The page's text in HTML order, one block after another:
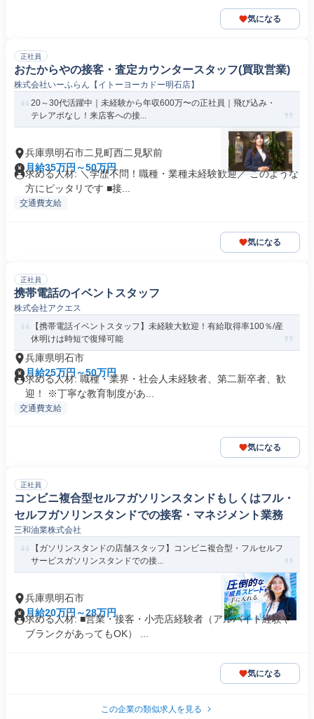
気になる
正社員
おたからやの接客・査定カウンタースタッフ(買取営業)
株式会社いーふらん【イトーヨーカドー明石店】
20～30代活躍中｜未経験から年収600万〜の正社員｜飛び込み・
テレアポなし！来店客への接...
兵庫県明石市二見町西二見駅前
月給35万円～50万円
求める人材: ＼学歴不問！職種・業種未経験歓迎／ このような
方にピッタリです ■接...
交通費支給
気になる
正社員
携帯電話のイベントスタッフ
株式会社アクエス
【携帯電話イベントスタッフ】未経験大歓迎！有給取得率100％/産
休明けは時短で復帰可能
兵庫県明石市
月給25万円～50万円
求める人材: 職種・業界・社会人未経験者、第二新卒者、歓
迎！ ※丁寧な教育制度があ...
交通費支給
気になる
正社員
コンビニ複合型セルフガソリンスタンドもしくはフル・
セルフガソリンスタンドでの接客・マネジメント業務
三和油業株式会社
【ガソリンスタンドの店舗スタッフ】コンビニ複合型・フルセルフ
サービスガソリンスタンドでの接...
兵庫県明石市
月給20万円～28万円
求める人材: ■営業・接客・小売店経験者（アルバイト経験や
ブランクがあってもOK） ...
気になる
この企業の類似求人を見る